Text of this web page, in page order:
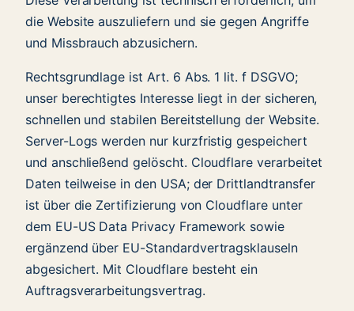
die Website auszuliefern und sie gegen Angriffe
und Missbrauch abzusichern.
Rechtsgrundlage ist Art. 6 Abs. 1 lit. f DSGVO;
unser berechtigtes Interesse liegt in der sicheren,
schnellen und stabilen Bereitstellung der Website.
Server-Logs werden nur kurzfristig gespeichert
und anschließend gelöscht. Cloudflare verarbeitet
Daten teilweise in den USA; der Drittlandtransfer
ist über die Zertifizierung von Cloudflare unter
dem EU-US Data Privacy Framework sowie
ergänzend über EU-Standardvertragsklauseln
abgesichert. Mit Cloudflare besteht ein
Auftragsverarbeitungsvertrag.